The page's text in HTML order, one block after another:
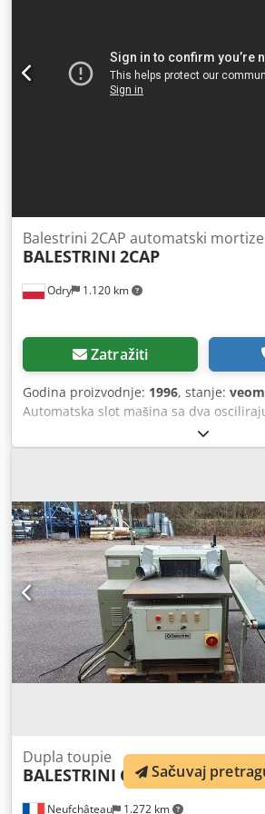
Odry 1.120 km
Balestrini 2CAP automatski
BALESTRINI 2CAP
Zatražiti
Godina proizvodnje: 1996, stanje:
Automatska slot mašina sa dva
BALESTRINI 2CAP Maksimalna dužina
Maksimalna dubina pauze u mm 80
rpm Vreteno motor 3 Hp
Ukupne dimenzije: mm 1000 x 900 x
Neufchâteau 1.272 km
Dupla toupie
BALESTRINI C 70 NSačuvaj